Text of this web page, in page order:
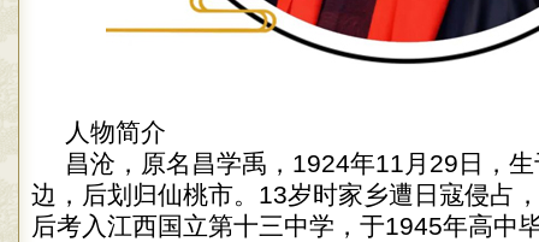
人物简介
昌沧，原名昌学禹，1924年11月29日，
边，后划归仙桃市。13岁时家乡遭日寇侵占
后考入江西国立第十三中学，于1945年高中